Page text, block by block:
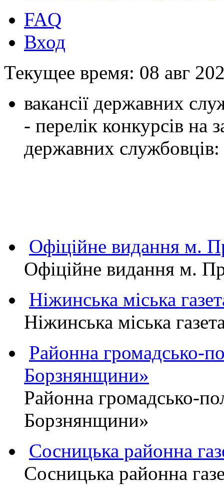
FAQ
Вход
Текущее время: 08 авг
вакансії державних
- перелік конкурсів на
державних службовців:
Офіційне видання
Офіційне видання м.
Ніжинська міська
Ніжинська міська
Районна громадсько-
Борзнянщини»
Районна громадсько-
Борзнянщини»
Сосницька районна
Сосницька районна